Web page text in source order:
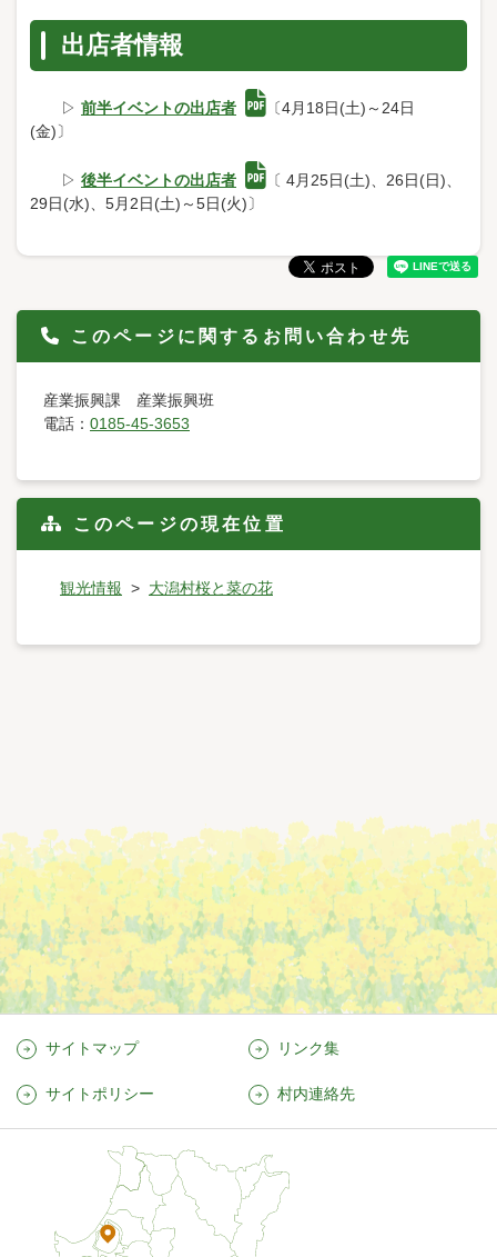
出店者情報
▷ 前半イベントの出店者
〔4月18日(土)～24日
(金)〕
▷ 後半イベントの出店者
〔 4月25日(土)、26日(日)、
29日(水)、5月2日(土)～5日(火)〕
このページに関するお問い合わせ先
産業振興課 産業振興班
電話： 0185-45-3653
このページの現在位置
観光情報 大潟村桜と菜の花
サイトマップ リンク集
サイトポリシー 村内連絡先